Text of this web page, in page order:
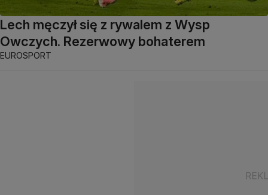
Lech męczył się z rywalem z Wysp
Owczych. Rezerwowy bohaterem
EUROSPORT